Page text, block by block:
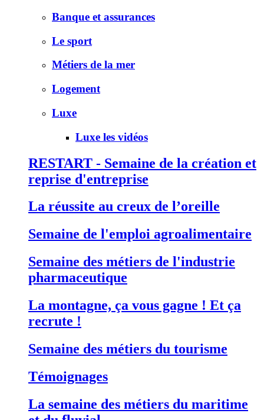
Banque et assurances
Le sport
Métiers de la mer
Logement
Luxe
Luxe les vidéos
RESTART - Semaine de la création et
reprise d'entreprise
La réussite au creux de l’oreille
Semaine de l'emploi agroalimentaire
Semaine des métiers de l'industrie
pharmaceutique
La montagne, ça vous gagne ! Et ça
recrute !
Semaine des métiers du tourisme
Témoignages
La semaine des métiers du maritime